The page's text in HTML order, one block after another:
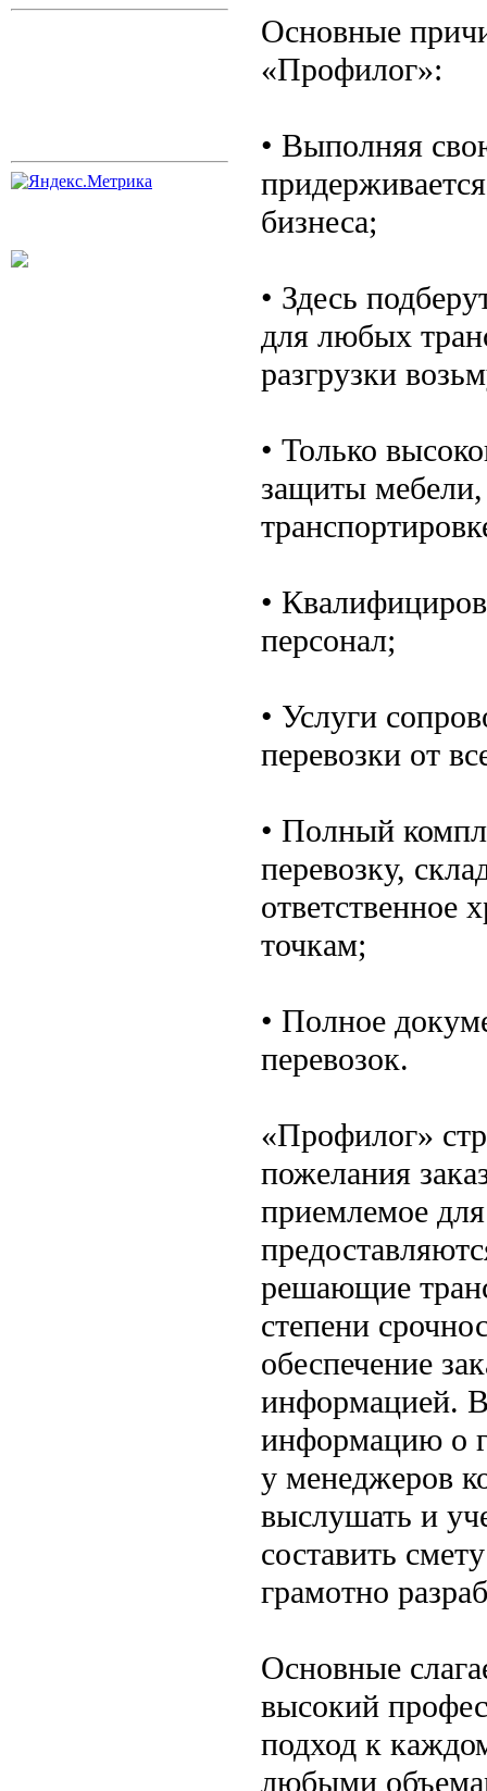
Основные
«Профилог»:
• Выполняя
бизнеса;
• Здесь
для любых
разгрузки
• Только
защиты
•
персонал;
• Услуги
перевозки от
• Полный
перевозку,
ответственное
точкам;
• Полное
перевозок.
«Профилог»
пожелания
приемлемое
решающие
степени
обеспечение
информацией.
информацию о
у менеджеров
выслушать и
составить
грамотно
Основные
высокий
подход к
любыми